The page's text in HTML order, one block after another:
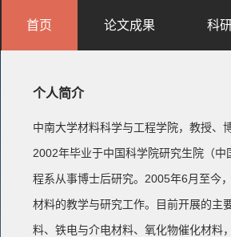
首页 论文成果 科
个人简介
中南大学材料科学与工程学院，教授、
2002年毕业于中国科学院研究生院（
程系从事博士后研究。2005年6月至今
材料的教学与研究工作。目前开展的主
料、铁电与介电材料、氧化物催化材料